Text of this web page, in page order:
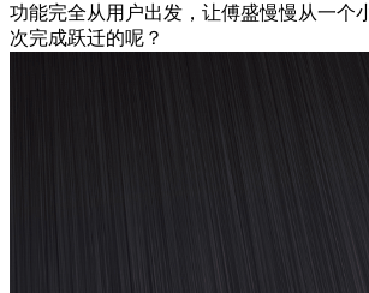
功能完全从用户出发，让傅盛慢慢从一个
次完成跃迁的呢？